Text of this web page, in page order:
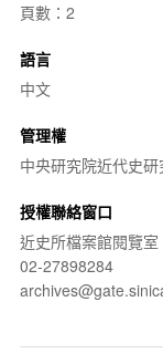
頁數：2
語言
中文
管理權
中央研究院近代史研
授權聯絡窗口
近史所檔案館閱覽室
02-27898284